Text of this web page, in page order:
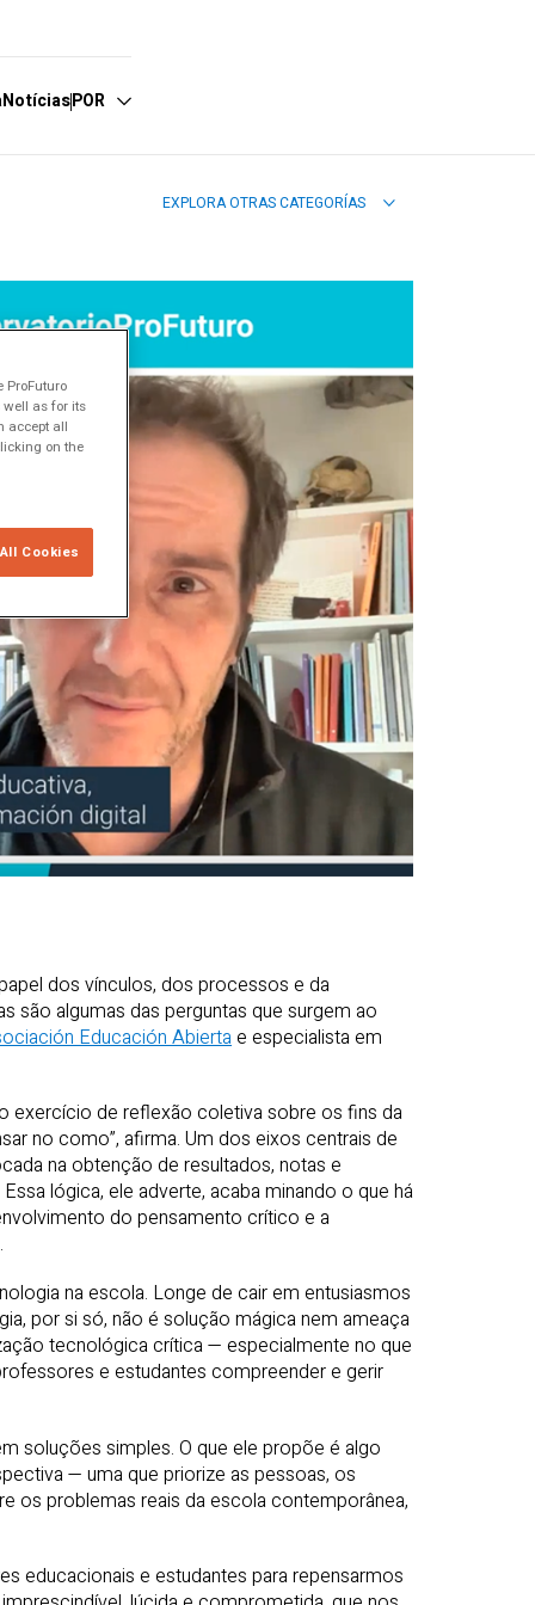
NotíciasPOR
EXPLORA OTRAS CATEGORÍAS
dos vínculos, dos processos e da
são algumas das perguntas que surgem ao
Educación Abiertae especialista em
exercício de reflexão coletiva sobre os fins da
no como”, afirma. Um dos eixos centrais de
na obtenção de resultados, notas e
lógica, ele adverte, acaba minando o que há
do pensamento crítico e a
na escola. Longe de cair em entusiasmos
por si só, não é solução mágica nem ameaça
tecnológica crítica — especialmente no que
e estudantes compreender e gerir
soluções simples. O que ele propõe é algo
— uma que priorize as pessoas, os
os problemas reais da escola contemporânea,
educacionais e estudantes para repensarmos
ProFuturo
as for its
accept all
on the
Cookies